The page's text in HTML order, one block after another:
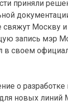
приняли
свяжут Москву
запись мэр
в своем
о разработке
новых линий